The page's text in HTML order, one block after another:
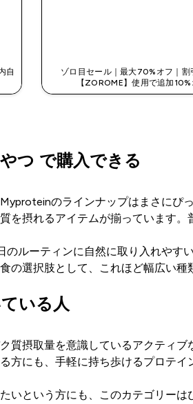
自
ゾロ目セール｜最大70%オフ｜割
【ZOROME】使用で追加10%
つ で購入できる
のラインナップはまさにぴ
を摂れるアイテムが揃っています
ルーティンに自然に取り入れやす
の選択肢として、これほど幅広い種
いる人
質摂取量を意識しているアクティ
方にも、手軽に持ち歩けるプロテ
いという方にも、このカテゴリー